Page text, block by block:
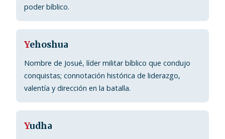
poder bíblico.
Yehoshua
Nombre de Josué, líder militar bíblico que condujo
conquistas; connotación histórica de liderazgo,
valentía y dirección en la batalla.
Yudha